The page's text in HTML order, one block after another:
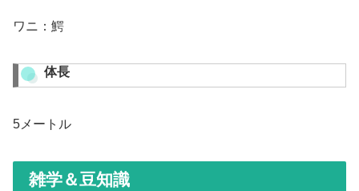
ワニ：鰐
体長
5メートル
雑学＆豆知識